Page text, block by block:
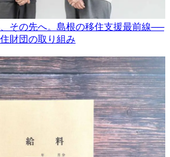
その先へ。島根の移住支援最前線──
財団の取り組み